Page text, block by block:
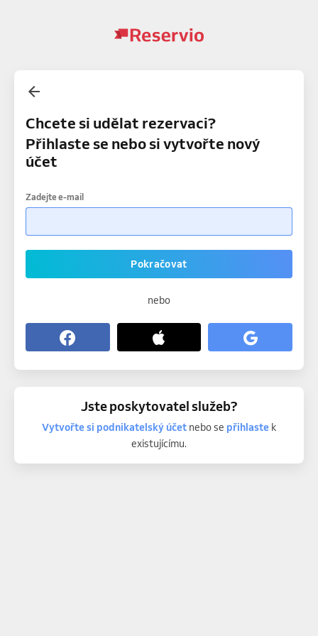
Chcete si udělat rezervaci?
Přihlaste se nebo si vytvořte nový
účet
Zadejte e-mail
Pokračovat
nebo
Jste poskytovatel služeb?
Vytvořte si podnikatelský účetnebo se přihlastek
existujícímu.